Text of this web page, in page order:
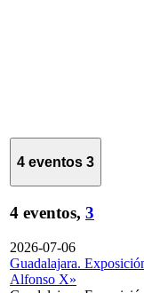
4 eventos 3
4 eventos, 3
2026-07-06
Guadalajara.
Alfonso X»